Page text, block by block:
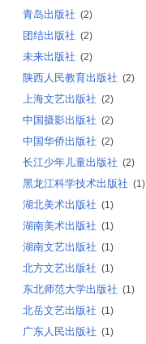
青岛出版社 (2)
团结出版社 (2)
未来出版社 (2)
陕西人民教育出版社 (2)
上海文艺出版社 (2)
中国摄影出版社 (2)
中国华侨出版社 (2)
长江少年儿童出版社 (2)
黑龙江科学技术出版社 (1)
湖北美术出版社 (1)
湖南美术出版社 (1)
湖南文艺出版社 (1)
北方文艺出版社 (1)
东北师范大学出版社 (1)
北岳文艺出版社 (1)
广东人民出版社 (1)